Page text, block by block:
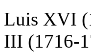
Luis XVI
III (1716-